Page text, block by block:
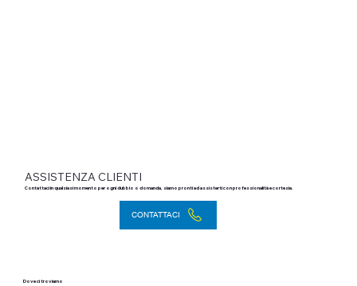
Contattaci in qualsiasi momento per ogni dubbio o domanda, siamo pronti ad assisterti con professionalità e cortesia.
CONTATTACI
ASSISTENZA CLIENTI
Dove ci troviamo